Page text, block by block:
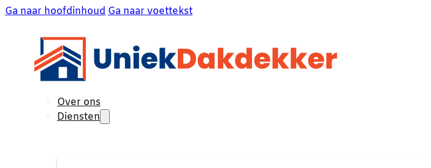
Ga naar hoofdinhoud Ga naar voettekst
Over ons
Diensten